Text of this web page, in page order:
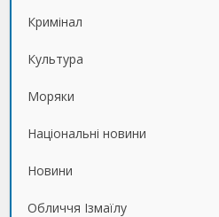
Кримінал
Культура
Моряки
Національні новини
Новини
Обличчя Ізмаїлу